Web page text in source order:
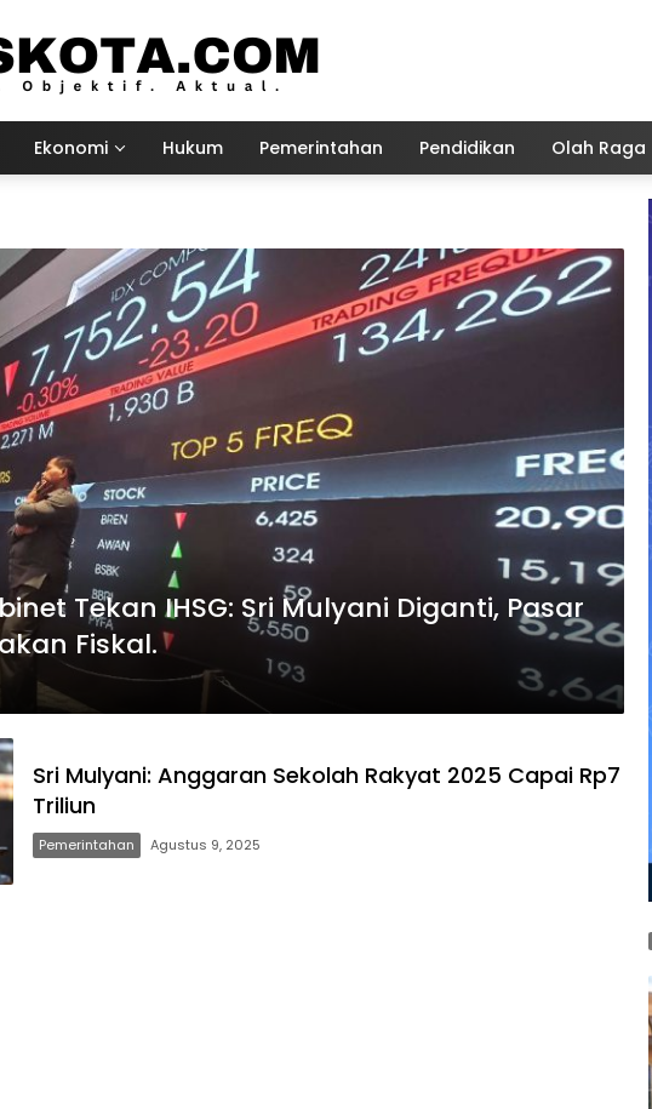
Ekonomi Hukum Pemerintahan Pendidikan Olah Raga
Tekan IHSG: Sri Mulyani Diganti, Pasar
Fiskal.
Sri Mulyani: Anggaran Sekolah Rakyat 2025 Capai Rp7
Triliun
Pemerintahan Agustus 9, 2025